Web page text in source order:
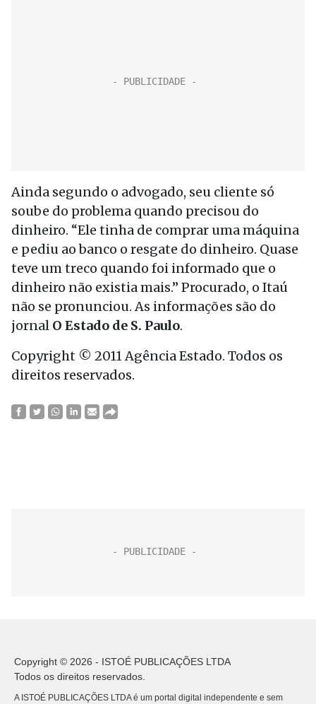
Ainda segundo o advogado, seu cliente só
soube do problema quando precisou do
dinheiro. “Ele tinha de comprar uma máquina
e pediu ao banco o resgate do dinheiro. Quase
teve um treco quando foi informado que o
dinheiro não existia mais.” Procurado, o Itaú
não se pronunciou. As informações são do
jornal O Estado de S. Paulo.
Copyright © 2011 Agência Estado. Todos os
direitos reservados.
Copyright © 2026 - ISTOÉ PUBLICAÇÕES LTDA
Todos os direitos reservados.
A ISTOÉ PUBLICAÇÕES LTDA é um portal digital independente e sem